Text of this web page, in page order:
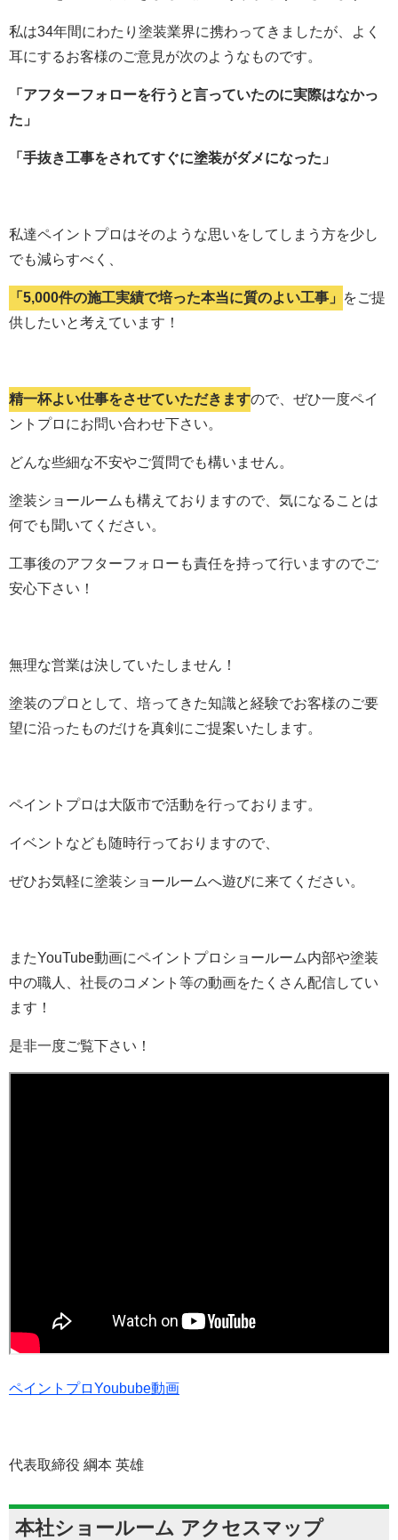
私は34年間にわたり塗装業界に携わってきましたが、よく
耳にするお客様のご意見が次のようなものです。
「アフターフォローを行うと言っていたのに実際はなかっ
た」
「手抜き工事をされてすぐに塗装がダメになった」
私達ペイントプロはそのような思いをしてしまう方を少し
でも減らすべく、
「5,000件の施工実績で培った本当に質のよい工事」
をご提
供したいと考えています！
精一杯よい仕事をさせていただきますので、ぜひ一度ペイ
ントプロにお問い合わせ下さい。
どんな些細な不安やご質問でも構いません。
塗装ショールームも構えておりますので、気になることは
何でも聞いてください。
工事後のアフターフォローも責任を持って行いますのでご
安心下さい！
無理な営業は決していたしません！
塗装のプロとして、培ってきた知識と経験でお客様のご要
望に沿ったものだけを真剣にご提案いたします。
ペイントプロは大阪市で活動を行っております。
イベントなども随時行っておりますので、
ぜひお気軽に塗装ショールームへ遊びに来てください。
またYouTube動画にペイントプロショールーム内部や塗装
中の職人、社長のコメント等の動画をたくさん配信してい
ます！
是非一度ご覧下さい！
ペイントプロYoubube動画
代表取締役 綱本 英雄
本社ショールーム アクセスマップ